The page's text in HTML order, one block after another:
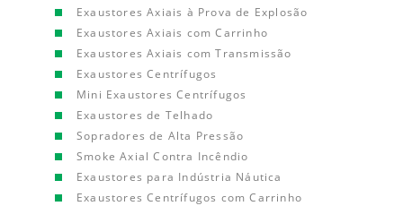
Exaustores Axiais à Prova de Explosão
Exaustores Axiais com Carrinho
Exaustores Axiais com Transmissão
Exaustores Centrífugos
Mini Exaustores Centrífugos
Exaustores de Telhado
Sopradores de Alta Pressão
Smoke Axial Contra Incêndio
Exaustores para Indústria Náutica
Exaustores Centrífugos com Carrinho